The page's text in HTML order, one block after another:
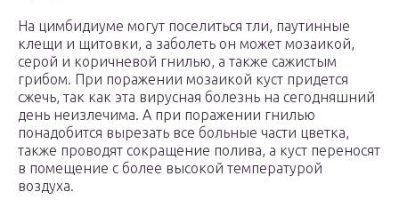
На цимбидиуме могут поселиться тли, паутинные
клещи и щитовки, а заболеть он может мозаикой,
серой и коричневой гнилью, а также сажистым
грибом. При поражении мозаикой куст придется
сжечь, так как эта вирусная болезнь на сегодняшний
день неизлечима. А при поражении гнилью
понадобится вырезать все больные части цветка,
также проводят сокращение полива, а куст переносят
в помещение с более высокой температурой
воздуха.